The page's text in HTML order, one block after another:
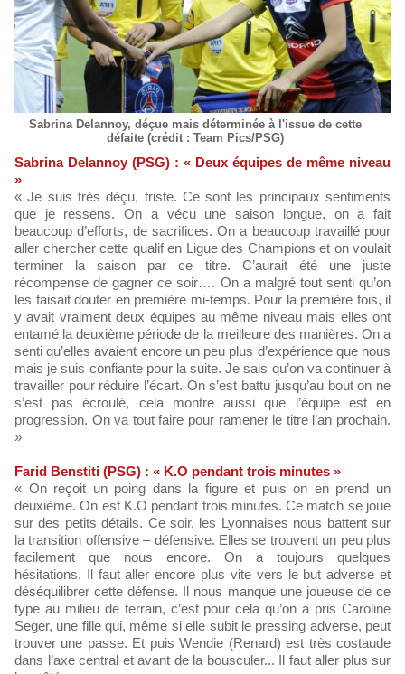
Sabrina Delannoy, déçue mais déterminée à l'issue de cette
défaite (crédit : Team Pics/PSG)
Sabrina Delannoy (PSG) : « Deux équipes de même niveau
»
« Je suis très déçu, triste. Ce sont les principaux sentiments
que je ressens. On a vécu une saison longue, on a fait
beaucoup d’efforts, de sacrifices. On a beaucoup travaillé pour
aller chercher cette qualif en Ligue des Champions et on voulait
terminer la saison par ce titre. C’aurait été une juste
récompense de gagner ce soir…. On a malgré tout senti qu’on
les faisait douter en première mi-temps. Pour la première fois, il
y avait vraiment deux équipes au même niveau mais elles ont
entamé la deuxième période de la meilleure des manières. On a
senti qu’elles avaient encore un peu plus d’expérience que nous
mais je suis confiante pour la suite. Je sais qu’on va continuer à
travailler pour réduire l’écart. On s’est battu jusqu’au bout on ne
s’est pas écroulé, cela montre aussi que l’équipe est en
progression. On va tout faire pour ramener le titre l’an prochain.
»
Farid Benstiti (PSG) : « K.O pendant trois minutes »
« On reçoit un poing dans la figure et puis on en prend un
deuxième. On est K.O pendant trois minutes. Ce match se joue
sur des petits détails. Ce soir, les Lyonnaises nous battent sur
la transition offensive – défensive. Elles se trouvent un peu plus
facilement que nous encore. On a toujours quelques
hésitations. Il faut aller encore plus vite vers le but adverse et
déséquilibrer cette défense. Il nous manque une joueuse de ce
type au milieu de terrain, c’est pour cela qu’on a pris Caroline
Seger, une fille qui, même si elle subit le pressing adverse, peut
trouver une passe. Et puis Wendie (Renard) est très costaude
dans l’axe central et avant de la bousculer... Il faut aller plus sur